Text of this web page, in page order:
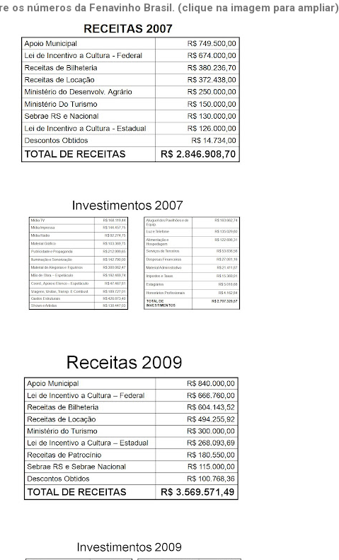
os números da Fenavinho Brasil. (clique na imagem para ampliar)